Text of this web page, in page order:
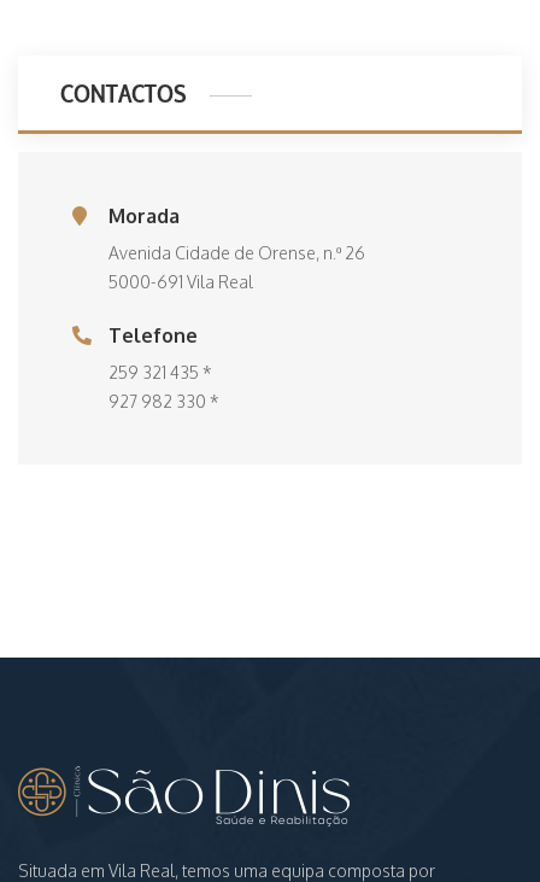
CONTACTOS
Morada
Avenida Cidade de Orense, n.º 26
5000-691 Vila Real
Telefone
259 321 435 *
927 982 330 *
Situada em Vila Real, temos uma equipa composta por